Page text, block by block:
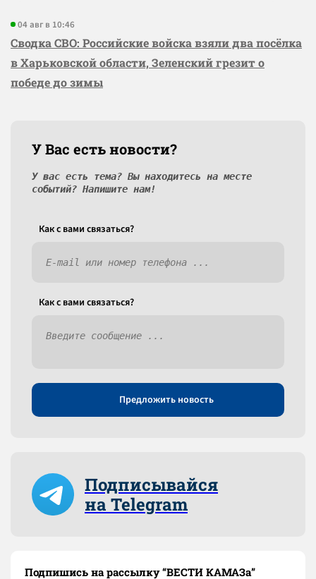
04 авг в 10:46
Сводка СВО: Российские войска взяли два посёлка
в Харьковской области, Зеленский грезит о
победе до зимы
У Вас есть новости?
У вас есть тема? Вы находитесь на месте
событий? Напишите нам!
Как c вами связаться?
Как c вами связаться?
Предложить новость
Подписывайся
на Telegram
Подпишись на рассылку “ВЕСТИ КАМАЗа”